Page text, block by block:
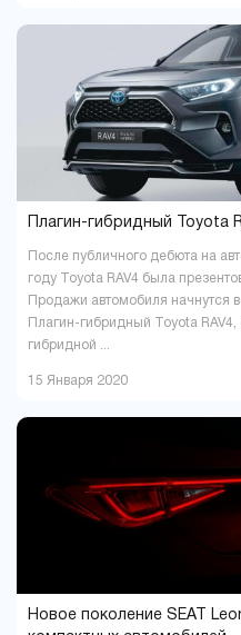
Плагин-гибридный Toyota
После публичного дебюта на
году Toyota RAV4 была
Продажи автомобиля начнутся
Плагин-гибридный Toyota
гибридной ...
15 Января 2020
Новое поколение SEAT